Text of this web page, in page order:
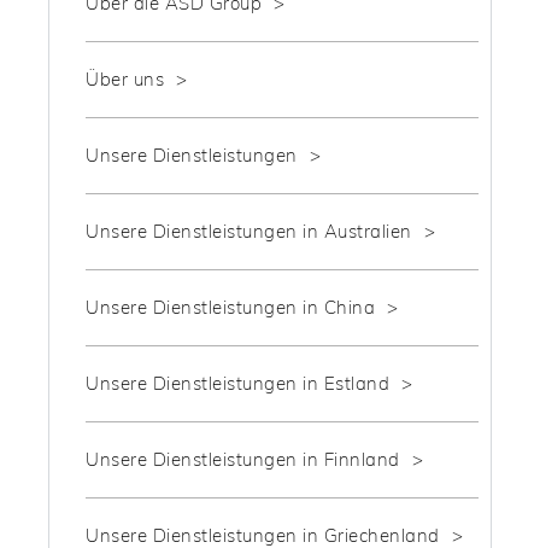
Über uns
Unsere Dienstleistungen
Unsere Dienstleistungen in Australien
Unsere Dienstleistungen in China
Unsere Dienstleistungen in Estland
Unsere Dienstleistungen in Finnland
Unsere Dienstleistungen in Griechenland